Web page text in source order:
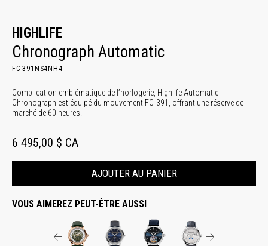
HIGHLIFE
Chronograph Automatic
FC-391NS4NH4
Complication emblématique de l’horlogerie, Highlife Automatic
Chronograph est équipé du mouvement FC-391, offrant une réserve de
marché de 60 heures.
6 495,00 $ CA
AJOUTER AU PANIER
VOUS AIMEREZ PEUT-ÊTRE AUSSI